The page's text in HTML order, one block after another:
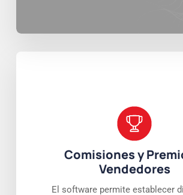
Comisiones y
Vendedores
El software permite establecer